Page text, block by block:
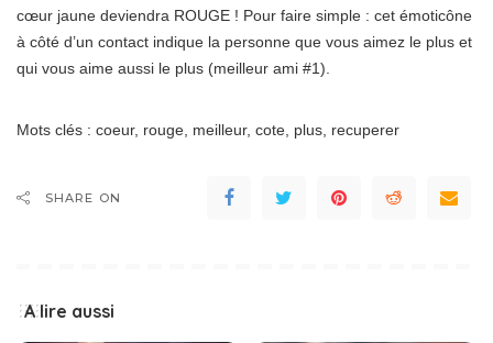
cœur jaune deviendra ROUGE ! Pour faire simple : cet émoticône
à côté d’un contact indique la personne que vous aimez le plus et
qui vous aime aussi le plus (meilleur ami #1).
Mots clés : coeur, rouge, meilleur, cote, plus, recuperer
SHARE ON
A lire aussi